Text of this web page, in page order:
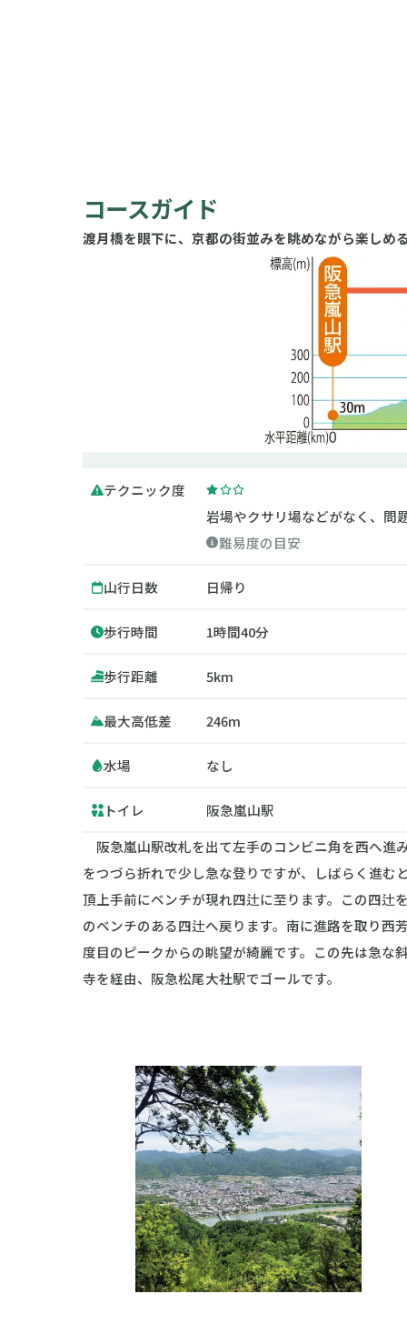
コースガイド
渡月橋を眼下に、京都の街並みを眺めながら楽しめ
テクニック度
岩場やクサリ場などがなく、問
難易度の目安
山行日数 日帰り
歩行時間 1時間40分
歩行距離 5km
最大高低差 246m
水場 なし
トイレ
阪急嵐山駅
阪急嵐山駅改札を出て左手のコンビニ角を西へ進
をつづら折れで少し急な登りですが、しばらく進
頂上手前にベンチが現れ四辻に至ります。この四辻
のベンチのある四辻へ戻ります。南に進路を取り西
度目のピークからの眺望が綺麗です。この先は急な
寺を経由、阪急松尾大社駅でゴールです。